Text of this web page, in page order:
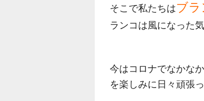
そこで私たちはブラ
ランコは風になった
今はコロナでなかな
を楽しみに日々頑張